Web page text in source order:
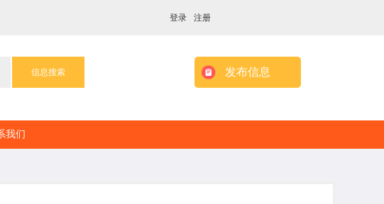
登录 注册
信息搜索 发布信息
我们